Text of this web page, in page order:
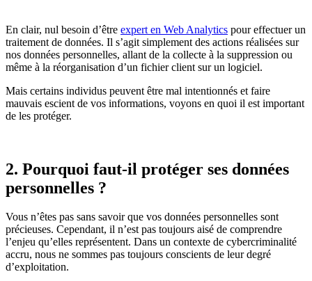
En clair, nul besoin d’être expert en Web Analytics pour effectuer un
traitement de données. Il s’agit simplement des actions réalisées sur
nos données personnelles, allant de la collecte à la suppression ou
même à la réorganisation d’un fichier client sur un logiciel.
Mais certains individus peuvent être mal intentionnés et faire
mauvais escient de vos informations, voyons en quoi il est important
de les protéger.
2. Pourquoi faut-il protéger ses données
personnelles ?
Vous n’êtes pas sans savoir que vos données personnelles sont
précieuses. Cependant, il n’est pas toujours aisé de comprendre
l’enjeu qu’elles représentent. Dans un contexte de cybercriminalité
accru, nous ne sommes pas toujours conscients de leur degré
d’exploitation.